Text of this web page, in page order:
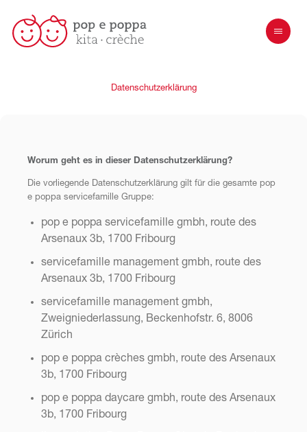
EN FR
Datenschutzerklärung
Worum geht es in dieser Datenschutzerklärung?
Die vorliegende Datenschutzerklärung gilt für die gesamte pop
e poppa servicefamille Gruppe:
pop e poppa servicefamille gmbh, route des
Arsenaux 3b, 1700 Fribourg
servicefamille management gmbh, route des
Arsenaux 3b, 1700 Fribourg
servicefamille management gmbh,
Zweigniederlassung, Beckenhofstr. 6, 8006
Zürich
pop e poppa crèches gmbh, route des Arsenaux
3b, 1700 Fribourg
pop e poppa daycare gmbh, route des Arsenaux
3b, 1700 Fribourg